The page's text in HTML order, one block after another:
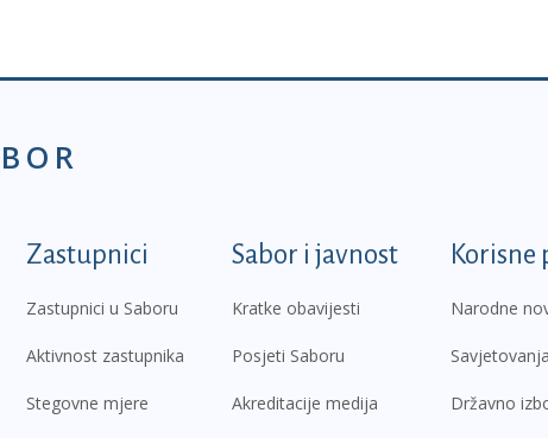
izbornik
Zastupnici
Zastupnici u Saboru
Aktivnost zastupnika
Stegovne mjere
Sabor i javnost
Kratke obavijesti
Posjeti Saboru
Akreditacije medija
Korisne
Narodne
Državno